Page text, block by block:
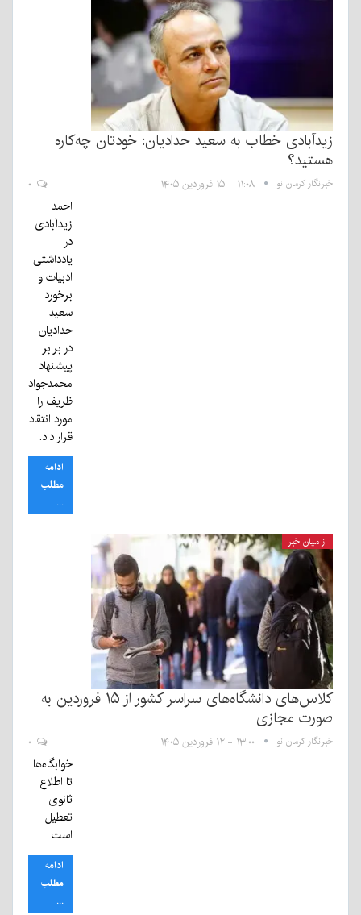
زیدآبادی خطاب به سعید حدادیان: خودتان چه‌کاره
هستید؟
خبرنگار کرمان نو ۱۱:۰۸ - ۱۵ فروردین ۱۴۰۵
احمد
زیدآبادی
در
یادداشتی
ادبیات و
برخورد
سعید
حدادیان
در برابر
پیشنهاد
محمدجواد
ظریف را
مورد انتقاد
قرار داد.
ادامه
مطلب
...
از میان خبر
کلاس‌های دانشگاه‌های سراسر کشور از ۱۵ فروردین به
صورت مجازی
خبرنگار کرمان نو ۱۳:۰۰ - ۱۲ فروردین ۱۴۰۵
خوابگاه‌ها
تا اطلاع
ثانوی
تعطیل
است
ادامه
مطلب
...